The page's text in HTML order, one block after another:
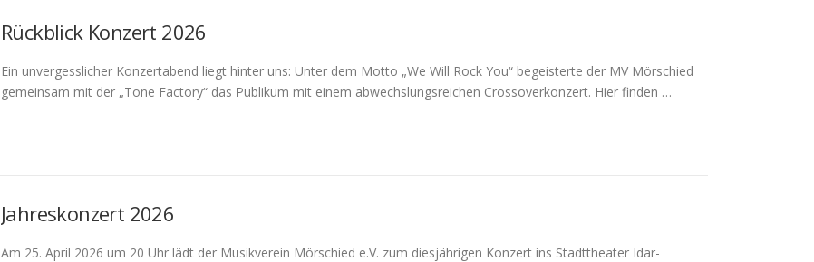
Rückblick Konzert 2026
Ein unvergesslicher Konzertabend liegt hinter uns: Unter dem Motto „We Will Rock You“ begeisterte der MV Mörschied
gemeinsam mit der „Tone Factory“ das Publikum mit einem abwechslungsreichen Crossoverkonzert. Hier finden …
Jahreskonzert 2026
Am 25. April 2026 um 20 Uhr lädt der Musikverein Mörschied e.V. zum diesjährigen Konzert ins Stadttheater Idar-